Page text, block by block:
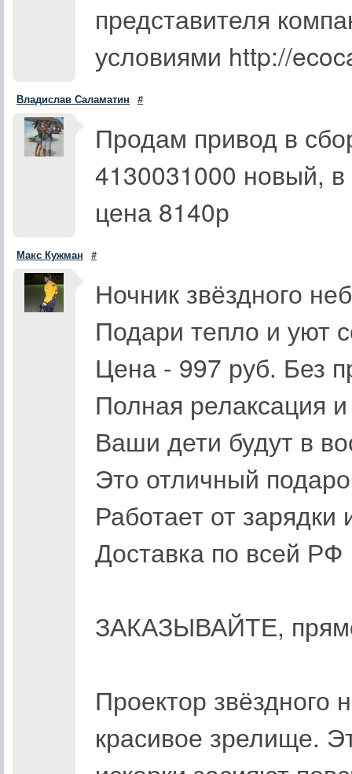
представителя
условиями http://
Владислав Саламатин #
Продам привод в
4130031000 новый, в
цена 8140р
Макс Кужман #
Ночник звёздного
Подари тепло и уют
Цена - 997 руб. Без
Полная релаксация
Ваши дети будут в
Это отличный
Работает от зарядки
Доставка по всей РФ
ЗАКАЗЫВАЙТЕ,
Проектор звёздного
красивое зрелище.